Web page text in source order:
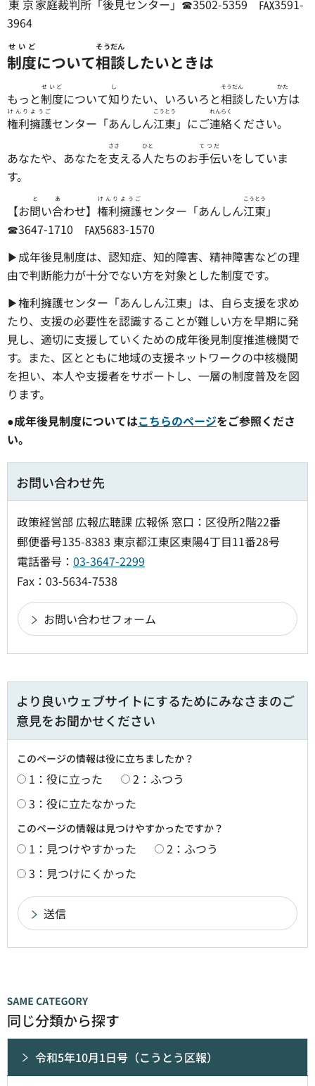
東京家庭裁判所 「後見センター」☎3502-5359 ℻3591-
3964
制度
せいど
について相談
そうだん
したいときは
もっと制度
せいど
について知
し
りたい、いろいろと相談
そうだん
したい方
かた
は
権利
けんり
擁護
ようご
センター「あんしん江東
こうとう
」にご連絡
れんらく
ください。
あなたや、あなたを支
ささ
える人
ひと
たちのお手伝
てつだ
いをしていま
す。
【お問
と
い合
あ
わせ】 権利
けんり
擁護
ようご
センター「あんしん江東
こうとう
」
☎3647-1710 ℻5683-1570
▶成年後見制度は、認知症、知的障害、精神障害などの理
由で判断能力が十分でない方を対象とした制度です。
▶権利擁護センター「あんしん江東」は、自ら支援を求め
たり、支援の必要性を認識することが難しい方を早期に発
見し、適切に支援していくための成年後見制度推進機関で
す。また、区とともに地域の支援ネットワークの中核機関
を担い、本人や支援者をサポートし、一層の制度普及を図
ります。
●成年後見制度についてはこちらのページをご参照くださ
い。
お問い合わせ先
政策経営部 広報広聴課 広報係 窓口：区役所2階22番
郵便番号135-8383 東京都江東区東陽4丁目11番28号
電話番号： 03-3647-2299
Fax：03-5634-7538
より良いウェブサイトにするためにみなさまのご
意見をお聞かせください
このページの情報は役に立ちましたか？
1：役に立った
2：ふつう
3：役に立たなかった
このページの情報は見つけやすかったですか？
1：見つけやすかった
2：ふつう
3：見つけにくかった
同じ分類から探す
令和5年10月1日号（こうとう区報）